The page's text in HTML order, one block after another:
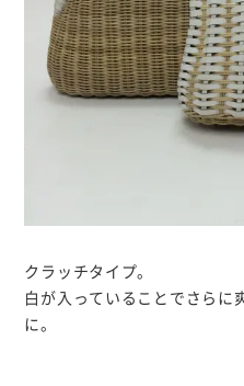
クラッチタイプ。
白が入っていることでさらに
に。